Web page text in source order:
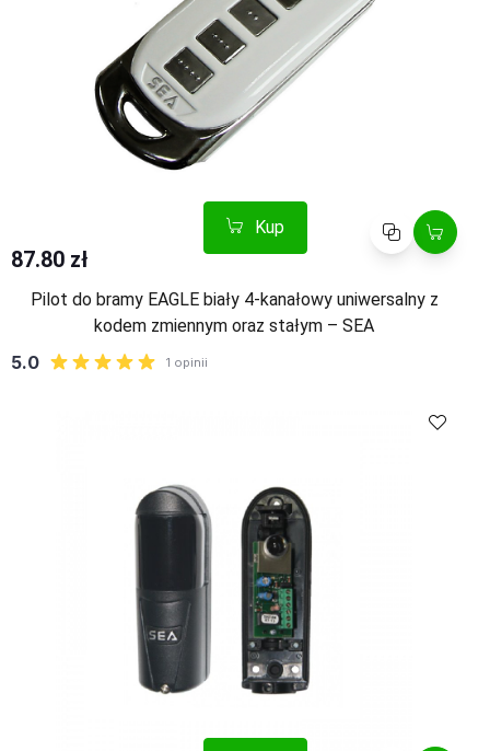
Kup Porównaj
87.80 zł
Pilot do bramy EAGLE biały 4-kanałowy uniwersalny z
kodem zmiennym oraz stałym – SEA